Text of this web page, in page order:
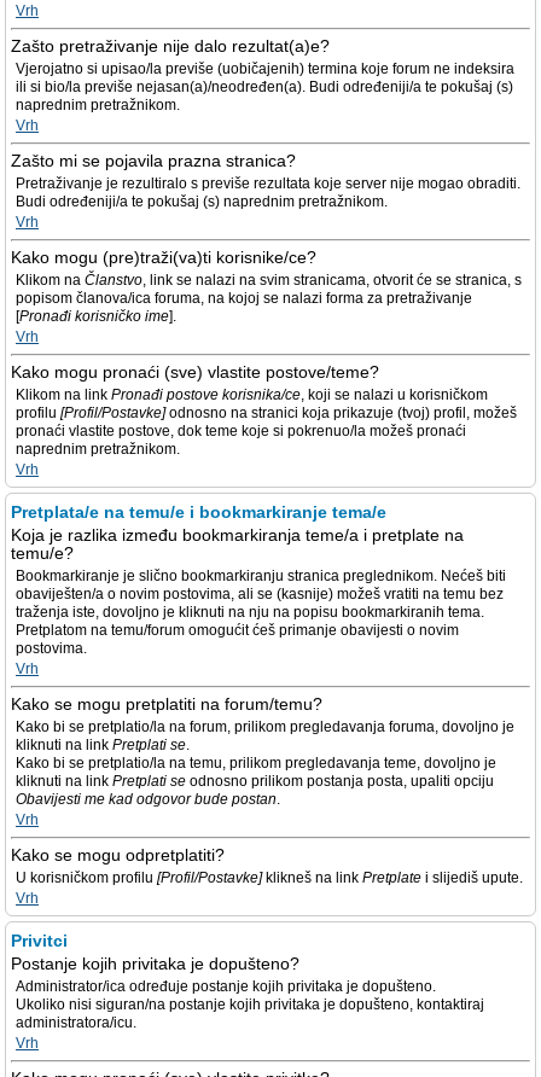
Vrh
Zašto pretraživanje nije dalo rezultat(a)e?
Vjerojatno si upisao/la previše (uobičajenih) termina koje forum ne indeksira
ili si bio/la previše nejasan(a)/neodređen(a). Budi određeniji/a te pokušaj (s)
naprednim pretražnikom.
Vrh
Zašto mi se pojavila prazna stranica?
Pretraživanje je rezultiralo s previše rezultata koje server nije mogao obraditi.
Budi određeniji/a te pokušaj (s) naprednim pretražnikom.
Vrh
Kako mogu (pre)traži(va)ti korisnike/ce?
Klikom na Članstvo, link se nalazi na svim stranicama, otvorit će se stranica, s
popisom članova/ica foruma, na kojoj se nalazi forma za pretraživanje
[Pronađi korisničko ime].
Vrh
Kako mogu pronaći (sve) vlastite postove/teme?
Klikom na link Pronađi postove korisnika/ce, koji se nalazi u korisničkom
profilu [Profil/Postavke]odnosno na stranici koja prikazuje (tvoj) profil, možeš
pronaći vlastite postove, dok teme koje si pokrenuo/la možeš pronaći
naprednim pretražnikom.
Vrh
Pretplata/e na temu/e i bookmarkiranje tema/e
Koja je razlika između bookmarkiranja teme/a i pretplate na
temu/e?
Bookmarkiranje je slično bookmarkiranju stranica preglednikom. Nećeš biti
obaviješten/a o novim postovima, ali se (kasnije) možeš vratiti na temu bez
traženja iste, dovoljno je kliknuti na nju na popisu bookmarkiranih tema.
Pretplatom na temu/forum omogućit ćeš primanje obavijesti o novim
postovima.
Vrh
Kako se mogu pretplatiti na forum/temu?
Kako bi se pretplatio/la na forum, prilikom pregledavanja foruma, dovoljno je
kliknuti na link Pretplati se.
Kako bi se pretplatio/la na temu, prilikom pregledavanja teme, dovoljno je
kliknuti na link Pretplati se odnosno prilikom postanja posta, upaliti opciju
Obavijesti me kad odgovor bude postan.
Vrh
Kako se mogu odpretplatiti?
U korisničkom profilu [Profil/Postavke]klikneš na link Pretplate i slijediš upute.
Vrh
Privitci
Postanje kojih privitaka je dopušteno?
Administrator/ica određuje postanje kojih privitaka je dopušteno.
Ukoliko nisi siguran/na postanje kojih privitaka je dopušteno, kontaktiraj
administratora/icu.
Vrh